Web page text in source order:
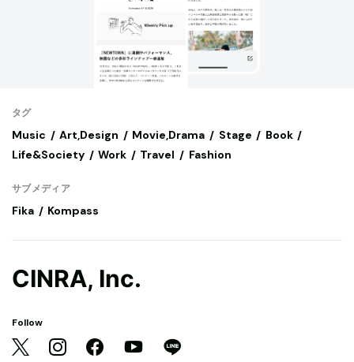
タグ
Music Art,Design Movie,Drama Stage
Book
Life&Society
Work Travel Fashion
サブメディア
Fika Kompass
CINRA, Inc.
Follow